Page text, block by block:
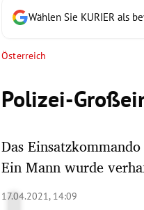
Wählen Sie KURIER als
Österreich
Polizei-
Das
Ein Mann wurde
17.04.2021, 14:09